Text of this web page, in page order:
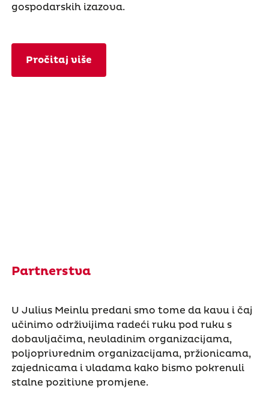
gospodarskih izazova.
Pročitaj više
Partnerstva
U Julius Meinlu predani smo tome da kavu i čaj
učinimo održivijima radeći ruku pod ruku s
dobavljačima, nevladinim organizacijama,
poljoprivrednim organizacijama, pržionicama,
zajednicama i vladama kako bismo pokrenuli
stalne pozitivne promjene.